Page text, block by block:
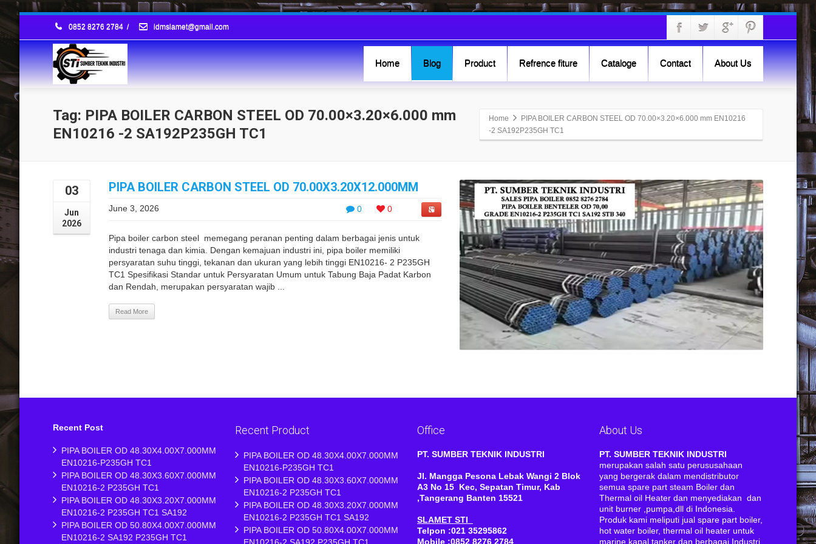
0852 8276 2784 / idmslamet@gmail.com
Home Blog Product Refrence fiture Cataloge Contact About Us
Tag: PIPA BOILER CARBON STEEL OD 70.00×3.20×6.000 mm
EN10216 -2 SA192P235GH TC1
Home
PIPA BOILER CARBON STEEL OD 70.00×3.20×6.000 mm EN10216
-2 SA192P235GH TC1
03
Jun
2026
PIPA BOILER CARBON STEEL OD 70.00X3.20X12.000MM
0 0
June 3, 2026
Pipa boiler carbon steel memegang peranan penting dalam berbagai jenis untuk
industri tenaga dan kimia. Dengan kemajuan industri ini, pipa boiler memiliki
persyaratan suhu tinggi, tekanan dan ukuran yang lebih tinggi EN10216- 2 P235GH
TC1 Spesifikasi Standar untuk Persyaratan Umum untuk Tabung Baja Padat Karbon
dan Rendah, merupakan persyaratan wajib ...
Read More
Recent Post
PIPA BOILER OD 48.30X4.00X7.000MM
EN10216-P235GH TC1
PIPA BOILER OD 48.30X3.60X7.000MM
EN10216-2 P235GH TC1
PIPA BOILER OD 48.30X3.20X7.000MM
EN10216-2 P235GH TC1 SA192
PIPA BOILER OD 50.80X4.00X7.000MM
EN10216-2 SA192 P235GH TC1
Recent Product
PIPA BOILER OD 48.30X4.00X7.000MM
EN10216-P235GH TC1
PIPA BOILER OD 48.30X3.60X7.000MM
EN10216-2 P235GH TC1
PIPA BOILER OD 48.30X3.20X7.000MM
EN10216-2 P235GH TC1 SA192
PIPA BOILER OD 50.80X4.00X7.000MM
Office
PT. SUMBER TEKNIK INDUSTRI
Jl. Mangga Pesona Lebak Wangi 2 Blok
A3 No 15 Kec, Sepatan Timur, Kab
,Tangerang Banten 15521
SLAMET STI
Telpon :021 35295862
Mobile :0852 8276 2784
About Us
PT. SUMBER TEKNIK INDUSTRI
merupakan salah satu perususahaan
yang bergerak dalam mendistributor
semua spare part steam Boiler dan
Thermal oil Heater dan menyediakan dan
unit burner ,pumpa,dll di Indonesia.
Produk kami meliputi jual spare part boiler,
hot water boiler, thermal oil heater untuk
marine kapal tanker dan berbagai Industri